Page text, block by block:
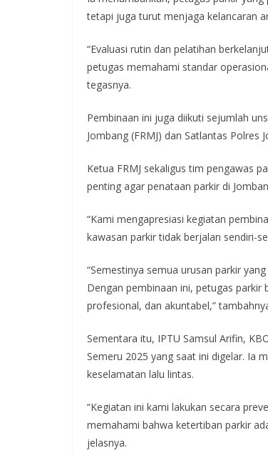
tetapi juga turut menjaga kelancaran
“Evaluasi rutin dan pelatihan
petugas memahami standar
tegasnya.
Pembinaan ini juga diikuti sejumlah
Jombang (FRMJ) dan Satlantas
Ketua FRMJ sekaligus tim pengawas
penting agar penataan parkir di
“Kami mengapresiasi kegiatan
kawasan parkir tidak berjalan sendiri-
“Semestinya semua urusan parkir
Dengan pembinaan ini, petugas parkir
profesional, dan akuntabel,”
Sementara itu, IPTU Samsul Arifin,
Semeru 2025 yang saat ini digelar. Ia
keselamatan lalu lintas.
“Kegiatan ini kami lakukan secara
memahami bahwa ketertiban parkir
jelasnya.